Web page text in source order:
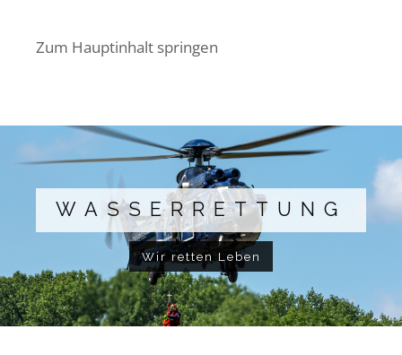
Zum Hauptinhalt springen
WASSERRETTUNG
Wir retten Leben